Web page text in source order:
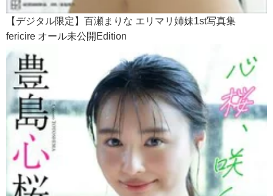
【デジタル限定】百瀬まりな エリマリ姉妹1st写真集
fericire オール未公開Edition